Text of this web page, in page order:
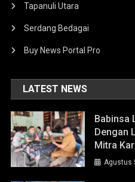
Tapanuli Utara
Serdang Bedagai
Buy News Portal Pro
LATEST NEWS
Babinsa
Dengan
Mitra
Agustus